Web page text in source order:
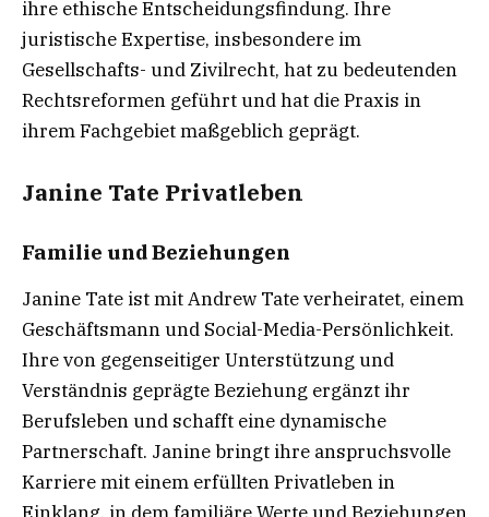
ihre ethische Entscheidungsfindung. Ihre
juristische Expertise, insbesondere im
Gesellschafts- und Zivilrecht, hat zu bedeutenden
Rechtsreformen geführt und hat die Praxis in
ihrem Fachgebiet maßgeblich geprägt.
Janine Tate Privatleben
Familie und Beziehungen
Janine Tate ist mit Andrew Tate verheiratet, einem
Geschäftsmann und Social-Media-Persönlichkeit.
Ihre von gegenseitiger Unterstützung und
Verständnis geprägte Beziehung ergänzt ihr
Berufsleben und schafft eine dynamische
Partnerschaft. Janine bringt ihre anspruchsvolle
Karriere mit einem erfüllten Privatleben in
Einklang, in dem familiäre Werte und Beziehungen